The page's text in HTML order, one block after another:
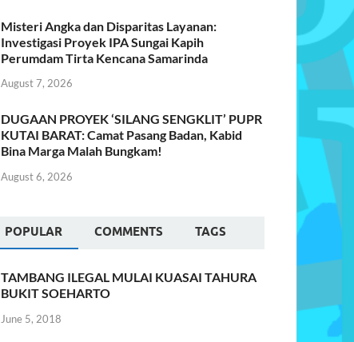
Misteri Angka dan Disparitas Layanan:
Investigasi Proyek IPA Sungai Kapih
Perumdam Tirta Kencana Samarinda
August 7, 2026
DUGAAN PROYEK ‘SILANG SENGKLIT’ PUPR
KUTAI BARAT: Camat Pasang Badan, Kabid
Bina Marga Malah Bungkam!
August 6, 2026
POPULAR COMMENTS TAGS
TAMBANG ILEGAL MULAI KUASAI TAHURA
BUKIT SOEHARTO
June 5, 2018